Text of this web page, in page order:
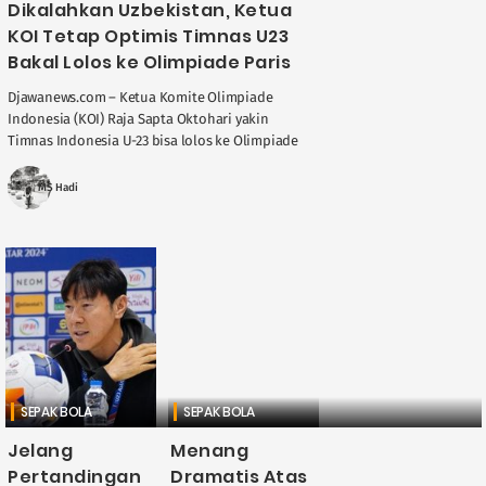
Dikalahkan Uzbekistan, Ketua
KOI Tetap Optimis Timnas U23
Bakal Lolos ke Olimpiade Paris
Djawanews.com – Ketua Komite Olimpiade
Indonesia (KOI) Raja Sapta Oktohari yakin
Timnas Indonesia U-23 bisa lolos ke Olimpiade
Paris 2024 usai dikalahkan Uzbekistan pada
semifinal Piala Asia U-23, ....
MS Hadi
SEPAK BOLA
Jelang
Pertandingan
SEPAK BOLA
Menang
Dramatis Atas